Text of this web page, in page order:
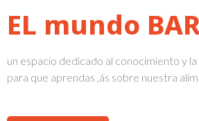
EL mundo
un espacio dedicado al conocimiento y
para que aprendas ,ás sobre nuestra